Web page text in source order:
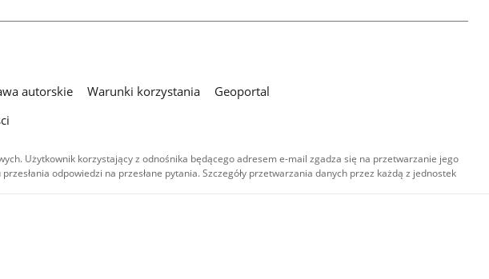
autorskie Warunki korzystania
Geoportal
Użytkownik korzystający z odnośnika będącego adresem e-mail zgadza się na przetwarzanie jego
odpowiedzi na przesłane pytania. Szczegóły przetwarzania danych przez każdą z jednostek
są
- na tych samych
materiały audio i wideo,
użycie niekomercyjne -
inaczej.